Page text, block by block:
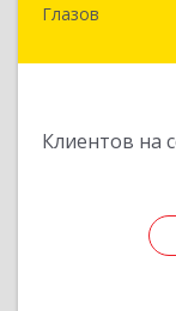
Глазов
Клиентов на